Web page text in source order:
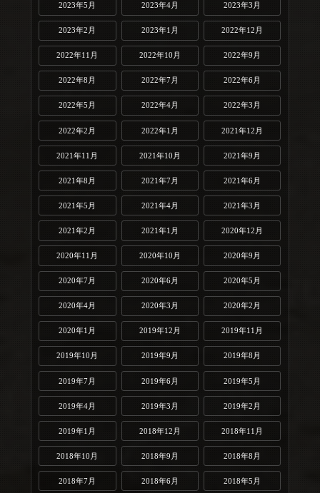
2023年5月 2023年4月 2023年3月
2023年2月 2023年1月 2022年12月
2022年11月 2022年10月 2022年9月
2022年8月 2022年7月 2022年6月
2022年5月 2022年4月 2022年3月
2022年2月 2022年1月 2021年12月
2021年11月 2021年10月 2021年9月
2021年8月 2021年7月 2021年6月
2021年5月 2021年4月 2021年3月
2021年2月 2021年1月 2020年12月
2020年11月 2020年10月 2020年9月
2020年7月 2020年6月 2020年5月
2020年4月 2020年3月 2020年2月
2020年1月 2019年12月 2019年11月
2019年10月 2019年9月 2019年8月
2019年7月 2019年6月 2019年5月
2019年4月 2019年3月 2019年2月
2019年1月 2018年12月 2018年11月
2018年10月 2018年9月 2018年8月
2018年7月 2018年6月 2018年5月